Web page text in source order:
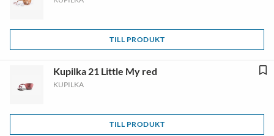
TILL PRODUKT
Kupilka 21 Little My red
KUPILKA
TILL PRODUKT